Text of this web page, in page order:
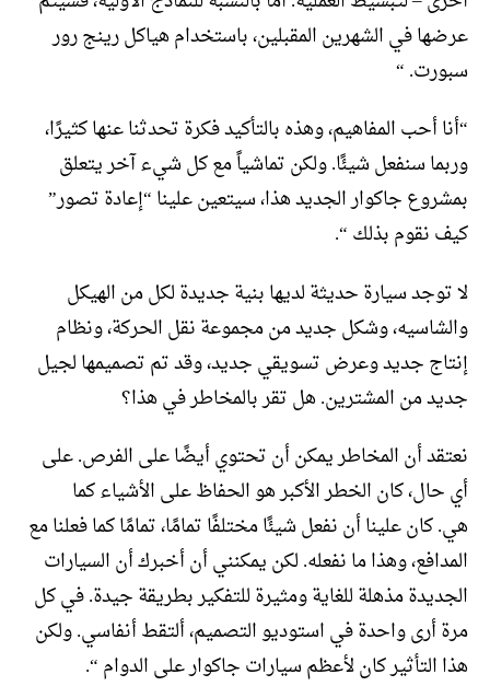
عرضها في الشهرين المقبلين، باستخدام هياكل رينج رور
سبورت. “
“أنا أحب المفاهيم، وهذه بالتأكيد فكرة تحدثنا عنها كثيرًا،
وربما سنفعل شيئًا. ولكن تماشياً مع كل شيء آخر يتعلق
بمشروع جاكوار الجديد هذا، سيتعين علينا “إعادة تصور”
كيف نقوم بذلك “.
لا توجد سيارة حديثة لديها بنية جديدة لكل من الهيكل
والشاسيه، وشكل جديد من مجموعة نقل الحركة، ونظام
إنتاج جديد وعرض تسويقي جديد، وقد تم تصميمها لجيل
جديد من المشترين. هل تقر بالمخاطر في هذا؟
نعتقد أن المخاطر يمكن أن تحتوي أيضًا على الفرص. على
أي حال، كان الخطر الأكبر هو الحفاظ على الأشياء كما
هي. كان علينا أن نفعل شيئًا مختلفًا تمامًا، تمامًا كما فعلنا مع
المدافع، وهذا ما نفعله. لكن يمكنني أن أخبرك أن السيارات
الجديدة مذهلة للغاية ومثيرة للتفكير بطريقة جيدة. في كل
مرة أرى واحدة في استوديو التصميم، ألتقط أنفاسي. ولكن
هذا التأثير كان لأعظم سيارات جاكوار على الدوام “.